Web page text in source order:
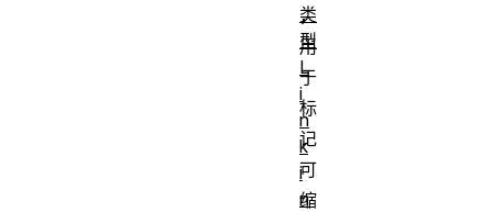
，
用
于
标
记
可
缩
类
型
L
i
n
k
i
n